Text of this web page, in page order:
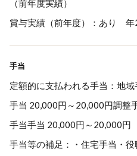
（前年度実績）
賞与実績（前年度）：あり 年
手当
定額的に支払われる手当：地
手当 20,000円～20,000円調整
手当手当 20,000円～20,000円
手当等の補足：・住宅手当・